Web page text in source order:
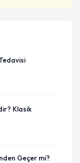
Klasik
Geçer mi?